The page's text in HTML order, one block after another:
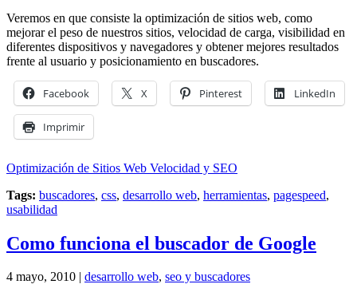
Veremos en que consiste la optimización de sitios web, como
mejorar el peso de nuestros sitios, velocidad de carga, visibilidad en
diferentes dispositivos y navegadores y obtener mejores resultados
frente al usuario y posicionamiento en buscadores.
Facebook X Pinterest LinkedIn
Imprimir
Optimización de Sitios Web Velocidad y SEO
Tags: buscadores, css, desarrollo web, herramientas, pagespeed,
usabilidad
Como funciona el buscador de Google
4 mayo, 2010 | desarrollo web, seo y buscadores